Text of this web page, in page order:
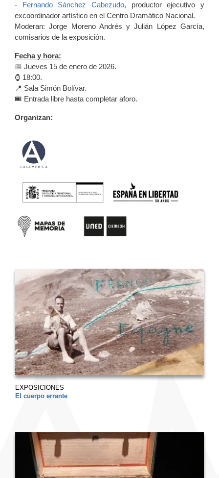
- Fernando Sánchez Cabezudo, productor ejecutivo y
excoordinador artístico en el Centro Dramático Nacional.
Moderan: Jorge Moreno Andrés y Julián López García,
comisarios de la exposición.
Fecha y hora:
📅 Jueves 15 de enero de 2026.
⌚ 18:00.
📍 Sala Simón Bolívar.
🎟️ Entrada libre hasta completar aforo.
Organizan:
EXPOSICIONES
El cuerpo errante